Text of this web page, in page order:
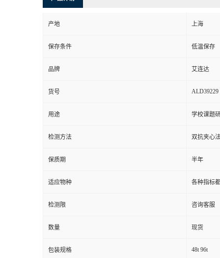
产地 上海
保存条件 低温保存
品牌 艾连达
货号 ALD39229
用途 学校课题
检测方法 双抗夹心
保质期 半年
适应物种 各种指标
检测限 咨询客服
数量 现货
包装规格 48t 96t